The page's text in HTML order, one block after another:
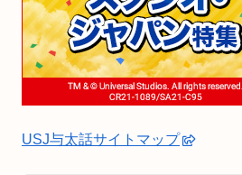
USJ与太話サイトマップ